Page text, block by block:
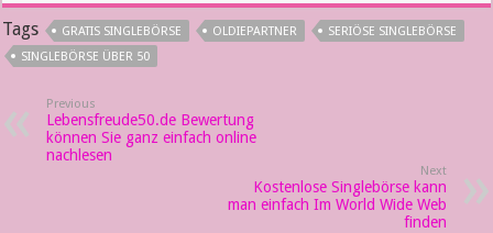
Tags GRATIS SINGLEBÖRSE OLDIEPARTNER
SERIÖSE SINGLEBÖRSE
SINGLEBÖRSE ÜBER 50
Previous
Lebensfreude50.de Bewertung
können Sie ganz einfach online
nachlesen
Next
Kostenlose Singlebörse kann
man einfach Im World Wide Web
finden